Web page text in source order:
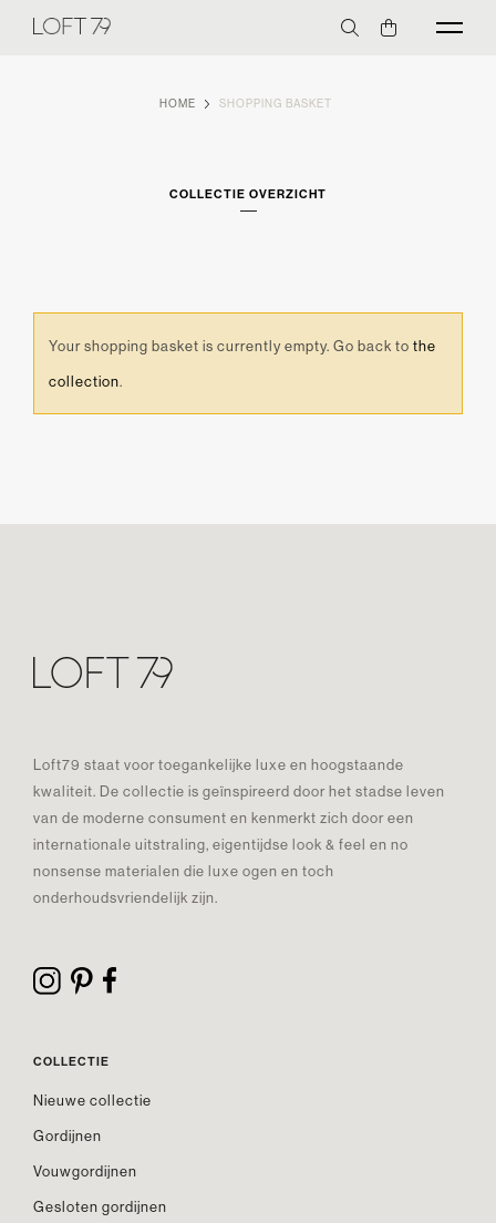
HOME SHOPPING BASKET
COLLECTIE OVERZICHT
Your shopping basket is currently empty. Go back to the
collection.
Loft79 staat voor toegankelijke luxe en hoogstaande
kwaliteit. De collectie is geïnspireerd door het stadse leven
van de moderne consument en kenmerkt zich door een
internationale uitstraling, eigentijdse look & feel en no
nonsense materialen die luxe ogen en toch
onderhoudsvriendelijk zijn.
COLLECTIE
Nieuwe collectie
Gordijnen
Vouwgordijnen
Gesloten gordijnen